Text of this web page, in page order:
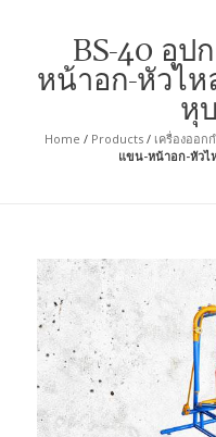
BS-40 อุ
หน้าอก-หัวไห
หุ
Home / Products/ เครื่องออก
แขน-หน้าอก-หัวไ